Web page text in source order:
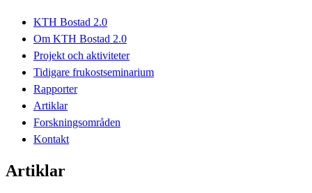
KTH Bostad 2.0
Om KTH Bostad 2.0
Projekt och aktiviteter
Tidigare frukostseminarium
Rapporter
Artiklar
Forskningsområden
Kontakt
Artiklar